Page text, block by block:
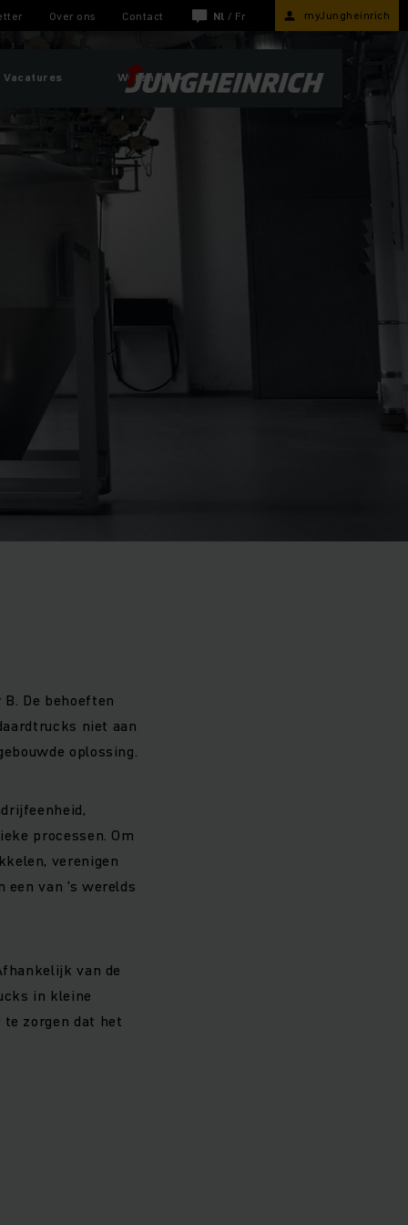
Over ons Contact Nl / Fr myJungheinrich
Vacatures Webshop
De behoeften
niet aan
oplossing.
processen. Om
verenigen
van 's werelds
van de
in kleine
zorgen dat het